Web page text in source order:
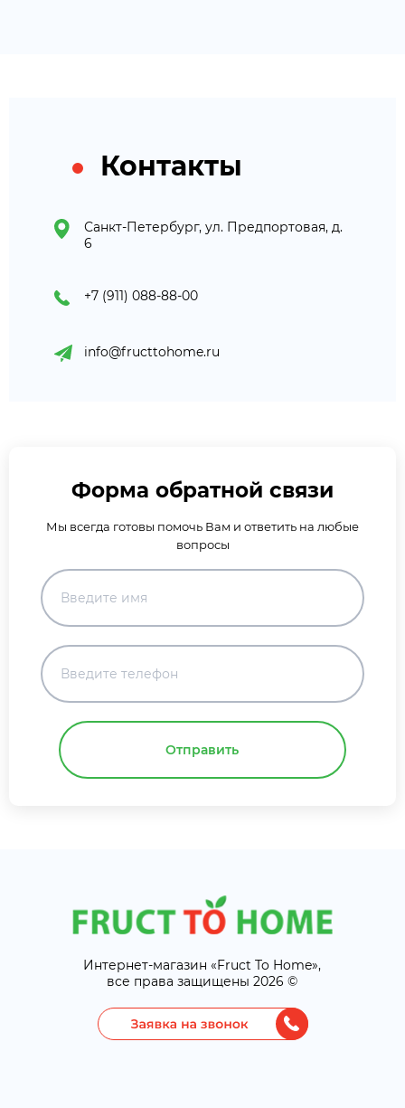
Контакты
Санкт-Петербург, ул. Предпортовая, д.
6
+7 (911) 088-88-00
info@fructtohome.ru
Форма обратной связи
Мы всегда готовы помочь Вам и ответить на любые
вопросы
Отправить
Интернет-магазин «Fruct To Home»,
все права защищены 2026 ©